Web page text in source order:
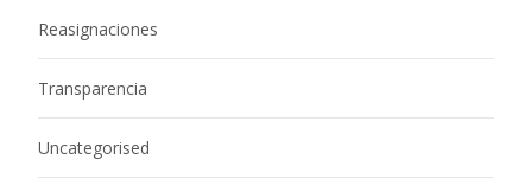
Reasignaciones
Transparencia
Uncategorised